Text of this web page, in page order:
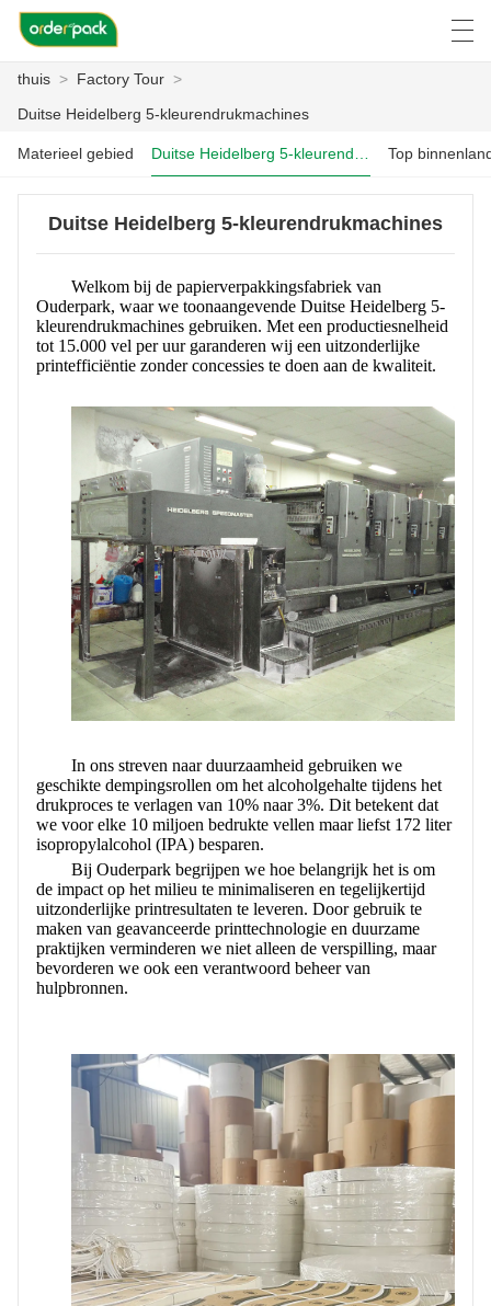
PRODUCTEN
OVER ONS
NIEUWS
ZAAK C
FACTORY TOUR
CONTACT MET ONS
العربية Deutsch
thuis > Factory Tour >
Duitse Heidelberg 5-kleurendrukmachines
Materieel gebied
Duitse Heidelberg 5-kleurendrukmachines
Welkom bij de papierverpakkingsfabriek van
Ouderpark, waar we toonaangevende Duitse Heidelberg 5-
kleurendrukmachines gebruiken. Met een productiesnelheid
tot 15.000 vel per uur garanderen wij een uitzonderlijke
printefficiëntie zonder concessies te doen aan de kwaliteit.
In ons streven naar duurzaamheid gebruiken we
geschikte dempingsrollen om het alcoholgehalte tijdens het
drukproces te verlagen van 10% naar 3%. Dit betekent dat
we voor elke 10 miljoen bedrukte vellen maar liefst 172 liter
isopropylalcohol (IPA) besparen.
Bij Ouderpark begrijpen we hoe belangrijk het is om
de impact op het milieu te minimaliseren en tegelijkertijd
uitzonderlijke printresultaten te leveren. Door gebruik te
maken van geavanceerde printtechnologie en duurzame
praktijken verminderen we niet alleen de verspilling, maar
bevorderen we ook een verantwoord beheer van
hulpbronnen.